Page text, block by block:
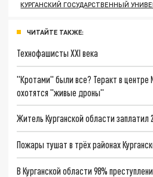
КУРГАНСКИЙ ГОСУДАРСТВЕННЫЙ
ЧИТАЙТЕ ТАКЖЕ:
Технофашисты XXI века
"Кротами" были все? Теракт в центре
охотятся "живые дроны"
Житель Курганской области заплатил
Пожары тушат в трёх районах
В Курганской области 98%